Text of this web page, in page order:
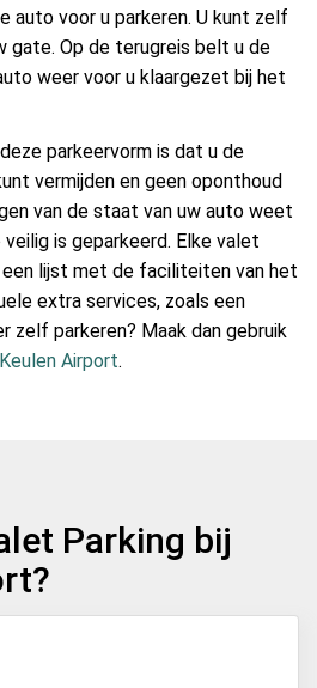
auto voor u parkeren. U kunt zelf
gate. Op de terugreis belt u de
weer voor u klaargezet bij het
parkeervorm is dat u de
vermijden en geen oponthoud
van de staat van uw auto weet
is geparkeerd. Elke valet
lijst met de faciliteiten van het
extra services, zoals een
zelf parkeren? Maak dan gebruik
Airport.
Parking bij